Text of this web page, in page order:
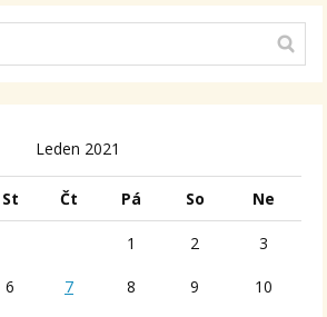
Leden 2021
St Čt Pá So Ne
1 2 3
6 7 8 9 10